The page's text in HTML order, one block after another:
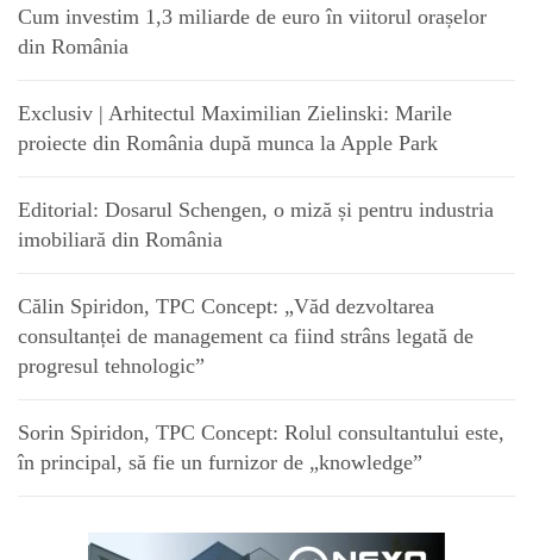
Cum investim 1,3 miliarde de euro în viitorul orașelor
din România
Exclusiv | Arhitectul Maximilian Zielinski: Marile
proiecte din România după munca la Apple Park
Editorial: Dosarul Schengen, o miză și pentru industria
imobiliară din România
Călin Spiridon, TPC Concept: „Văd dezvoltarea
consultanței de management ca fiind strâns legată de
progresul tehnologic”
Sorin Spiridon, TPC Concept: Rolul consultantului este,
în principal, să fie un furnizor de „knowledge”